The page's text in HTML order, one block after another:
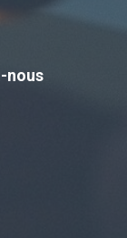
nous